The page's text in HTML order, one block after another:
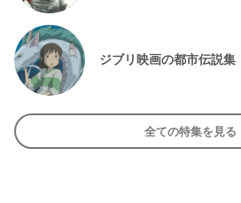
ジブリ映画の都市伝説集
全ての特集を見る